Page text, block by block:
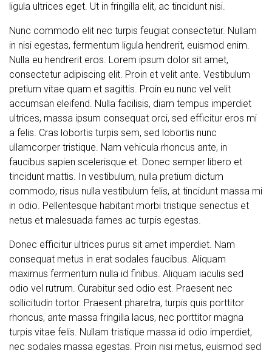
ligula ultrices eget. Ut in fringilla elit, ac tincidunt nisi.
Nunc commodo elit nec turpis feugiat consectetur. Nullam
in nisi egestas, fermentum ligula hendrerit, euismod enim.
Nulla eu hendrerit eros. Lorem ipsum dolor sit amet,
consectetur adipiscing elit. Proin et velit ante. Vestibulum
pretium vitae quam et sagittis. Proin eu nunc vel velit
accumsan eleifend. Nulla facilisis, diam tempus imperdiet
ultrices, massa ipsum consequat orci, sed efficitur eros mi
a felis. Cras lobortis turpis sem, sed lobortis nunc
ullamcorper tristique. Nam vehicula rhoncus ante, in
faucibus sapien scelerisque et. Donec semper libero et
tincidunt mattis. In vestibulum, nulla pretium dictum
commodo, risus nulla vestibulum felis, at tincidunt massa mi
in odio. Pellentesque habitant morbi tristique senectus et
netus et malesuada fames ac turpis egestas.
Donec efficitur ultrices purus sit amet imperdiet. Nam
consequat metus in erat sodales faucibus. Aliquam
maximus fermentum nulla id finibus. Aliquam iaculis sed
odio vel rutrum. Curabitur sed odio est. Praesent nec
sollicitudin tortor. Praesent pharetra, turpis quis porttitor
rhoncus, ante massa fringilla lacus, nec porttitor magna
turpis vitae felis. Nullam tristique massa id odio imperdiet,
nec sodales massa egestas. Proin nisi metus, euismod sed